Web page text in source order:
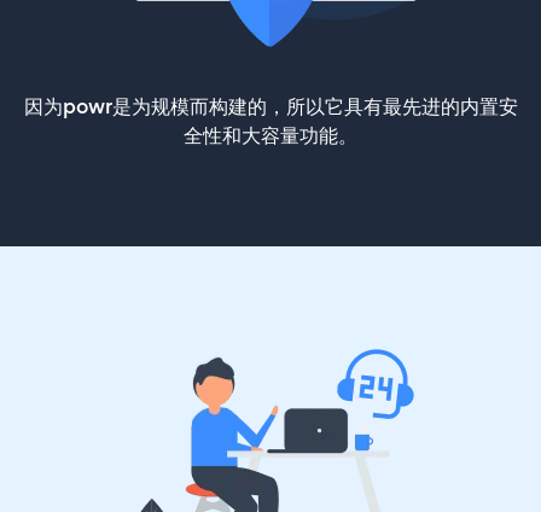
因为powr是为规模而构建的，所以它具有最先进的内置安
全性和大容量功能。